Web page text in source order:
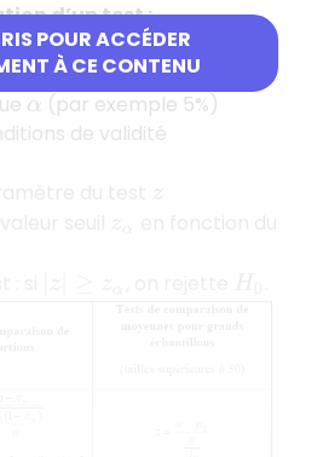
POUR ACCÉDER
À CE CONTENU
d’un test :
H0 etH1
à utiliser
α (par exemple 5%)
de validité